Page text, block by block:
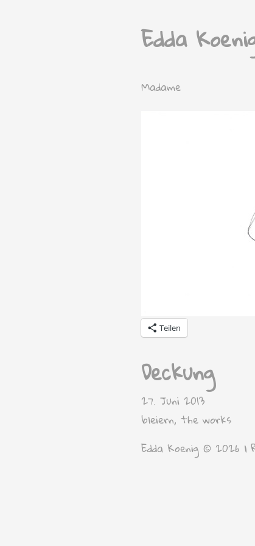
Edda
Madame
Teilen
Deckung
27. Juni 2013
bleiern, the works
Edda Koenig © 2026 |